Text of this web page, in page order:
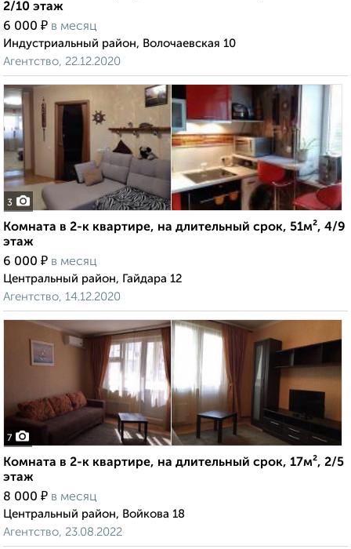
2/10 этаж
6 000 ₽ в месяц
Индустриальный район, Волочаевская 10
Агентство, 22.12.2020
3
Комната в 2-к квартире, на длительный срок, 51м², 4/9
этаж
6 000 ₽ в месяц
Центральный район, Гайдара 12
Агентство, 14.12.2020
7
Комната в 2-к квартире, на длительный срок, 17м², 2/5
этаж
8 000 ₽ в месяц
Центральный район, Войкова 18
Агентство, 23.08.2022